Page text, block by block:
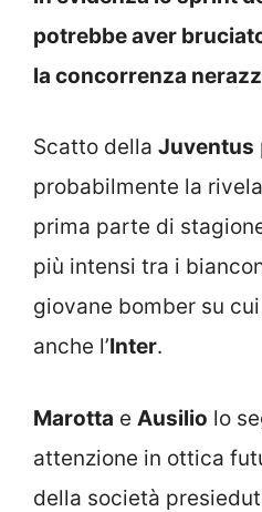
potrebbe aver
la concorrenza
Scatto della Juventus
probabilmente la
prima parte di
più intensi tra i
giovane bomber su
anche l’Inter.
Marotta e Ausilio lo
attenzione in ottica
della società